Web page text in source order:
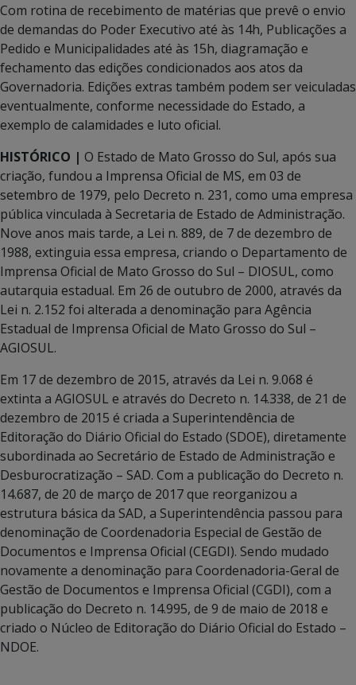
Com rotina de recebimento de matérias que prevê o envio
de demandas do Poder Executivo até às 14h, Publicações a
Pedido e Municipalidades até às 15h, diagramação e
fechamento das edições condicionados aos atos da
Governadoria. Edições extras também podem ser veiculadas
eventualmente, conforme necessidade do Estado, a
exemplo de calamidades e luto oficial.
HISTÓRICO | O Estado de Mato Grosso do Sul, após sua
criação, fundou a Imprensa Oficial de MS, em 03 de
setembro de 1979, pelo Decreto n. 231, como uma empresa
pública vinculada à Secretaria de Estado de Administração.
Nove anos mais tarde, a Lei n. 889, de 7 de dezembro de
1988, extinguia essa empresa, criando o Departamento de
Imprensa Oficial de Mato Grosso do Sul – DIOSUL, como
autarquia estadual. Em 26 de outubro de 2000, através da
Lei n. 2.152 foi alterada a denominação para Agência
Estadual de Imprensa Oficial de Mato Grosso do Sul –
AGIOSUL.
Em 17 de dezembro de 2015, através da Lei n. 9.068 é
extinta a AGIOSUL e através do Decreto n. 14.338, de 21 de
dezembro de 2015 é criada a Superintendência de
Editoração do Diário Oficial do Estado (SDOE), diretamente
subordinada ao Secretário de Estado de Administração e
Desburocratização – SAD. Com a publicação do Decreto n.
14.687, de 20 de março de 2017 que reorganizou a
estrutura básica da SAD, a Superintendência passou para
denominação de Coordenadoria Especial de Gestão de
Documentos e Imprensa Oficial (CEGDI). Sendo mudado
novamente a denominação para Coordenadoria-Geral de
Gestão de Documentos e Imprensa Oficial (CGDI), com a
publicação do Decreto n. 14.995, de 9 de maio de 2018 e
criado o Núcleo de Editoração do Diário Oficial do Estado –
NDOE.